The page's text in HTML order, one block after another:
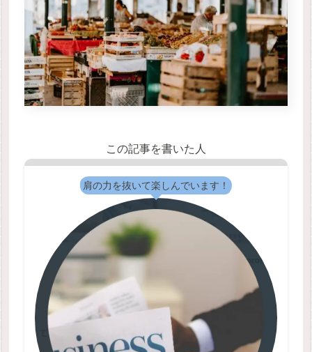
この記事を書いた人
肩の力を抜いて楽しんでいます！